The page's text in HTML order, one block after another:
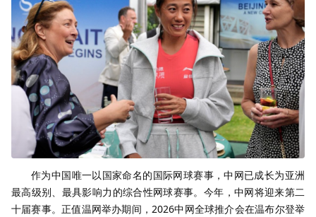
作为中国唯一以国家命名的国际网球赛事，中网已成长为亚洲
最高级别、最具影响力的综合性网球赛事。今年，中网将迎来第二
十届赛事。正值温网举办期间，2026中网全球推介会在温布尔登举